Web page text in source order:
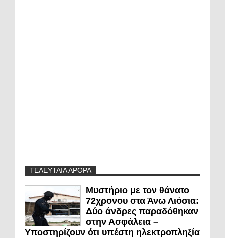
ΤΕΛΕΥΤΑΙΑ ΑΡΘΡΑ
Μυστήριο με τον θάνατο
72χρονου στα Άνω Λιόσια:
Δύο άνδρες παραδόθηκαν
στην Ασφάλεια –
Υποστηρίζουν ότι υπέστη ηλεκτροπληξία